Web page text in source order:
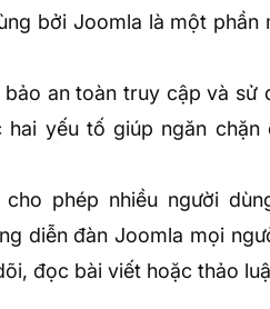
bởi Joomla là một phần
an toàn truy cập và sử
yếu tố giúp ngăn
phép nhiều người
diễn đàn Joomla mọi
đọc bài viết hoặc thảo